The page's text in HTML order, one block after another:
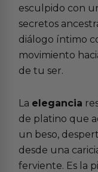
esculpido con
secretos
diálogo íntimo
movimiento
de tu ser.
La elegancia
de platino que
un beso,
desde una
ferviente. Es la